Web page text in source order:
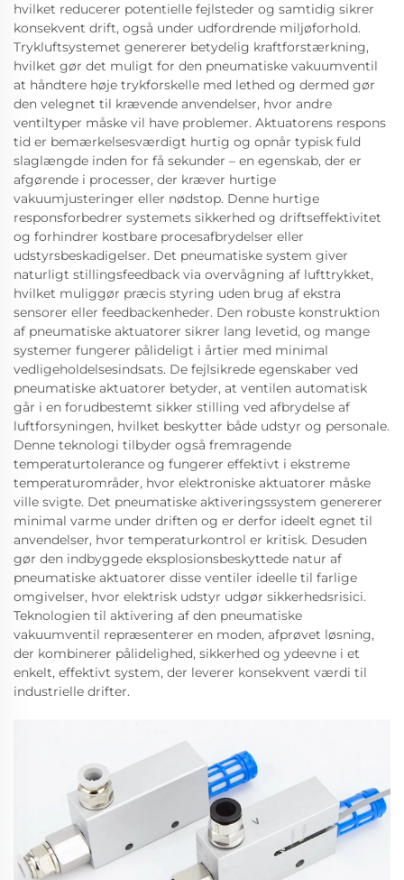
hvilket reducerer potentielle fejlsteder og samtidig sikrer
konsekvent drift, også under udfordrende miljøforhold.
Trykluftsystemet genererer betydelig kraftforstærkning,
hvilket gør det muligt for den pneumatiske vakuumventil
at håndtere høje trykforskelle med lethed og dermed gør
den velegnet til krævende anvendelser, hvor andre
ventiltyper måske vil have problemer. Aktuatorens respons
tid er bemærkelsesværdigt hurtig og opnår typisk fuld
slaglængde inden for få sekunder – en egenskab, der er
afgørende i processer, der kræver hurtige
vakuumjusteringer eller nødstop. Denne hurtige
responsforbedrer systemets sikkerhed og driftseffektivitet
og forhindrer kostbare procesafbrydelser eller
udstyrsbeskadigelser. Det pneumatiske system giver
naturligt stillingsfeedback via overvågning af lufttrykket,
hvilket muliggør præcis styring uden brug af ekstra
sensorer eller feedbackenheder. Den robuste konstruktion
af pneumatiske aktuatorer sikrer lang levetid, og mange
systemer fungerer pålideligt i årtier med minimal
vedligeholdelsesindsats. De fejlsikrede egenskaber ved
pneumatiske aktuatorer betyder, at ventilen automatisk
går i en forudbestemt sikker stilling ved afbrydelse af
luftforsyningen, hvilket beskytter både udstyr og personale.
Denne teknologi tilbyder også fremragende
temperaturtolerance og fungerer effektivt i ekstreme
temperaturområder, hvor elektroniske aktuatorer måske
ville svigte. Det pneumatiske aktiveringssystem genererer
minimal varme under driften og er derfor ideelt egnet til
anvendelser, hvor temperaturkontrol er kritisk. Desuden
gør den indbyggede eksplosionsbeskyttede natur af
pneumatiske aktuatorer disse ventiler ideelle til farlige
omgivelser, hvor elektrisk udstyr udgør sikkerhedsrisici.
Teknologien til aktivering af den pneumatiske
vakuumventil repræsenterer en moden, afprøvet løsning,
der kombinerer pålidelighed, sikkerhed og ydeevne i et
enkelt, effektivt system, der leverer konsekvent værdi til
industrielle drifter.